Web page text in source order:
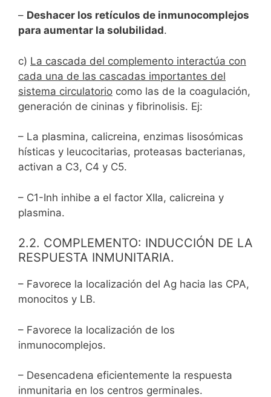
– Deshacer los retículos de inmunocomplejos
para aumentar la solubilidad.
c) La cascada del complemento interactúa con
cada una de las cascadas importantes del
sistema circulatorio como las de la coagulación,
generación de cininas y fibrinolisis. Ej:
– La plasmina, calicreina, enzimas lisosómicas
hísticas y leucocitarias, proteasas bacterianas,
activan a C3, C4 y C5.
– C1-Inh inhibe a el factor XIIa, calicreina y
plasmina.
2.2. COMPLEMENTO: INDUCCIÓN DE LA
RESPUESTA INMUNITARIA.
– Favorece la localización del Ag hacia las CPA,
monocitos y LB.
– Favorece la localización de los
inmunocomplejos.
– Desencadena eficientemente la respuesta
inmunitaria en los centros germinales.